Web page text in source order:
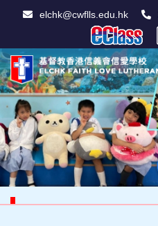
elchk@cwflls.edu.hk